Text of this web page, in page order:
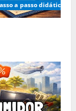
a passo didático e